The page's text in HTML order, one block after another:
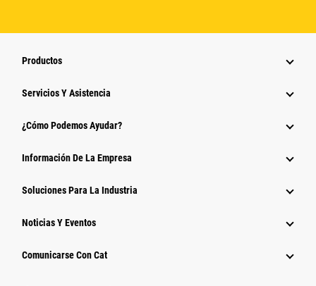
Productos
Servicios Y Asistencia
¿Cómo Podemos Ayudar?
Información De La Empresa
Soluciones Para La Industria
Noticias Y Eventos
Comunicarse Con Cat